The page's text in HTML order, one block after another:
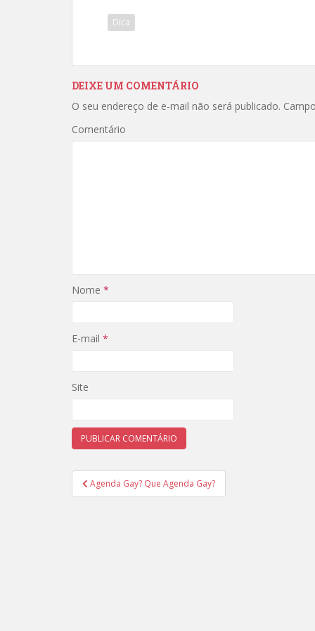
Dica
DEIXE UM COMENTÁRIO
O seu endereço de e-mail não será publicado.
Comentário
Nome *
E-mail *
Site
Navegação
de
Agenda Gay? Que Agenda Gay?